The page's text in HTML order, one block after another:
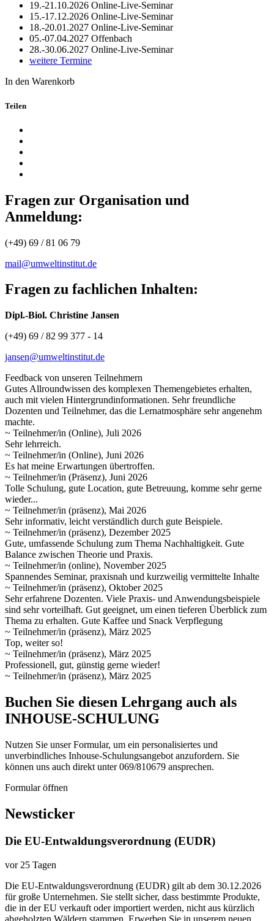
19.-21.10.2026 Online-Live-Seminar
15.-17.12.2026 Online-Live-Seminar
18.-20.01.2027 Online-Live-Seminar
05.-07.04.2027 Offenbach
28.-30.06.2027 Online-Live-Seminar
weitere Termine
In den Warenkorb
Teilen
Fragen zur Organisation und
Anmeldung:
(+49) 69 / 81 06 79
mail@umweltinstitut.de
Fragen zu fachlichen Inhalten:
Dipl.-Biol. Christine Jansen
(+49) 69 / 82 99 377 - 14
jansen@umweltinstitut.de
Feedback von unseren Teilnehmern
Gutes Allroundwissen des komplexen Themengebietes erhalten,
auch mit vielen Hintergrundinformationen. Sehr freundliche
Dozenten und Teilnehmer, das die Lernatmosphäre sehr angenehm
machte.
~ Teilnehmer/in (Online), Juli 2026
Sehr lehrreich.
~ Teilnehmer/in (Online), Juni 2026
Es hat meine Erwartungen übertroffen.
~ Teilnehmer/in (Präsenz), Juni 2026
Tolle Schulung, gute Location, gute Betreuung, komme sehr gerne
wieder...
~ Teilnehmer/in (präsenz), Mai 2026
Sehr informativ, leicht verständlich durch gute Beispiele.
~ Teilnehmer/in (präsenz), Dezember 2025
Gute, umfassende Schulung zum Thema Nachhaltigkeit. Gute
Balance zwischen Theorie und Praxis.
~ Teilnehmer/in (online), November 2025
Spannendes Seminar, praxisnah und kurzweilig vermittelte Inhalte
~ Teilnehmer/in (präsenz), Oktober 2025
Sehr erfahrene Dozenten. Viele Praxis- und Anwendungsbeispiele
sind sehr vorteilhaft. Gut geeignet, um einen tieferen Überblick zum
Thema zu erhalten. Gute Kaffee und Snack Verpflegung
~ Teilnehmer/in (präsenz), März 2025
Top, weiter so!
~ Teilnehmer/in (präsenz), März 2025
Professionell, gut, günstig gerne wieder!
~ Teilnehmer/in (präsenz), März 2025
Buchen Sie diesen Lehrgang auch als
INHOUSE-SCHULUNG
Nutzen Sie unser Formular, um ein personalisiertes und
unverbindliches Inhouse-Schulungs­angebot anzufordern. Sie
können uns auch direkt unter 069/810679 ansprechen.
Formular öffnen
Newsticker
Die EU-Entwaldungsverordnung (EUDR)
vor 25 Tagen
Die EU-Entwaldungsverordnung (EUDR) gilt ab dem 30.12.2026
für große Unternehmen. Sie stellt sicher, dass bestimmte Produkte,
die in der EU verkauft oder importiert werden, nicht aus kürzlich
abgeholzten Wäldern stammen. Erwerben Sie in unserem neuen